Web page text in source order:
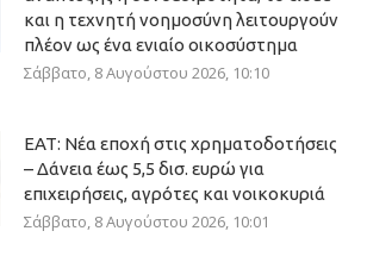
και η τεχνητή νοημοσύνη λειτουργούν
πλέον ως ένα ενιαίο οικοσύστημα
Σάββατο, 8 Αυγούστου 2026, 10:10
ΕΑΤ: Νέα εποχή στις χρηματοδοτήσεις
– Δάνεια έως 5,5 δισ. ευρώ για
επιχειρήσεις, αγρότες και νοικοκυριά
Σάββατο, 8 Αυγούστου 2026, 10:01